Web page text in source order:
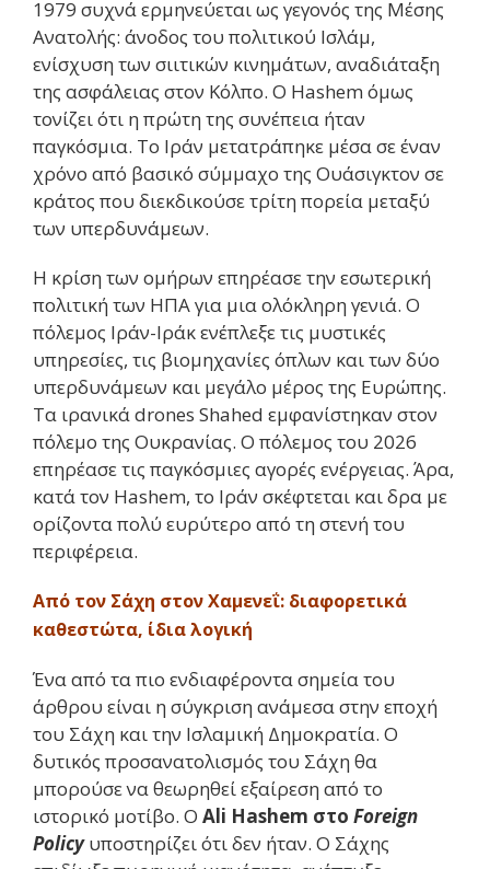
1979 συχνά ερμηνεύεται ως γεγονός της Μέσης
Ανατολής: άνοδος του πολιτικού Ισλάμ,
ενίσχυση των σιιτικών κινημάτων, αναδιάταξη
της ασφάλειας στον Κόλπο. Ο Hashem όμως
τονίζει ότι η πρώτη της συνέπεια ήταν
παγκόσμια. Το Ιράν μετατράπηκε μέσα σε έναν
χρόνο από βασικό σύμμαχο της Ουάσιγκτον σε
κράτος που διεκδικούσε τρίτη πορεία μεταξύ
των υπερδυνάμεων.
Η κρίση των ομήρων επηρέασε την εσωτερική
πολιτική των ΗΠΑ για μια ολόκληρη γενιά. Ο
πόλεμος Ιράν-Ιράκ ενέπλεξε τις μυστικές
υπηρεσίες, τις βιομηχανίες όπλων και των δύο
υπερδυνάμεων και μεγάλο μέρος της Ευρώπης.
Τα ιρανικά drones Shahed εμφανίστηκαν στον
πόλεμο της Ουκρανίας. Ο πόλεμος του 2026
επηρέασε τις παγκόσμιες αγορές ενέργειας. Άρα,
κατά τον Hashem, το Ιράν σκέφτεται και δρα με
ορίζοντα πολύ ευρύτερο από τη στενή του
περιφέρεια.
Από τον Σάχη στον Χαμενεΐ: διαφορετικά
καθεστώτα, ίδια λογική
Ένα από τα πιο ενδιαφέροντα σημεία του
άρθρου είναι η σύγκριση ανάμεσα στην εποχή
του Σάχη και την Ισλαμική Δημοκρατία. Ο
δυτικός προσανατολισμός του Σάχη θα
μπορούσε να θεωρηθεί εξαίρεση από το
ιστορικό μοτίβο. Ο Ali Hashem στο Foreign
Policyυποστηρίζει ότι δεν ήταν. Ο Σάχης